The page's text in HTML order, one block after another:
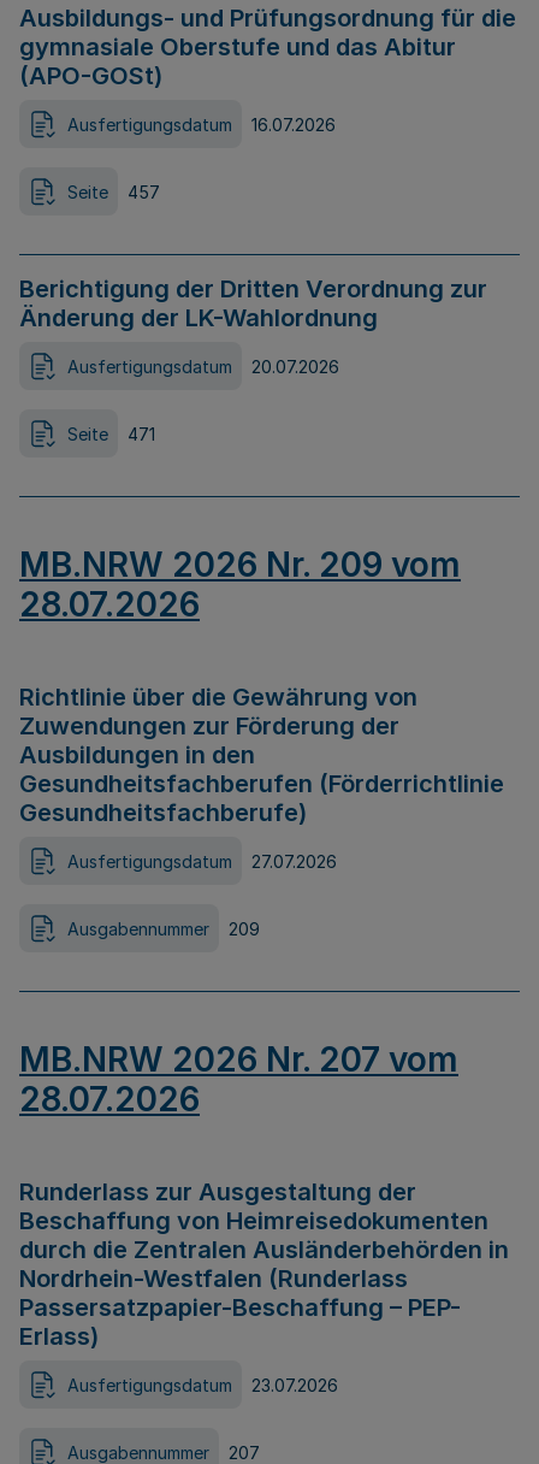
Ausbildungs- und Prüfungsordnung für die
gymnasiale Oberstufe und das Abitur
(APO-GOSt)
Ausfertigungsdatum 16.07.2026
Seite 457
Berichtigung der Dritten Verordnung zur
Änderung der LK-Wahlordnung
Ausfertigungsdatum 20.07.2026
Seite 471
MB.NRW 2026 Nr. 209 vom
28.07.2026
Richtlinie über die Gewährung von
Zuwendungen zur Förderung der
Ausbildungen in den
Gesundheitsfachberufen (Förderrichtlinie
Gesundheitsfachberufe)
Ausfertigungsdatum 27.07.2026
Ausgabennummer 209
MB.NRW 2026 Nr. 207 vom
28.07.2026
Runderlass zur Ausgestaltung der
Beschaffung von Heimreisedokumenten
durch die Zentralen Ausländerbehörden in
Nordrhein-Westfalen (Runderlass
Passersatzpapier-Beschaffung – PEP-
Erlass)
Ausfertigungsdatum 23.07.2026
Ausgabennummer 207